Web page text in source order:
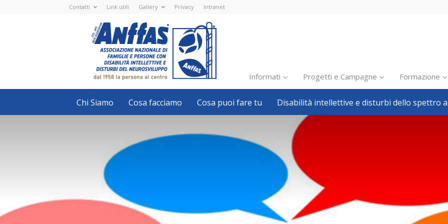
Contatti Link utili Gallery Privacy Intranet
Nazionale
ETS
-
APS
Associazione
Nazionale
di
Famiglie
e
con
disabilità
intellettive
neurosviluppo
Informati
Inclusione scolastica
Inclusione lavorativa
Ricerca e Scienza
Progetti e Campagne Formazione
Chi Siamo Cosa facciamo Cosa puoi fare tu Disabilità intellettive e disturbi dello spettro